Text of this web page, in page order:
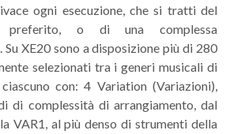
ogni esecuzione, che si tratti del
preferito, o di una complessa
Su XE20 sono a disposizione più di 280
selezionati tra i generi musicali di
con: 4 Variation (Variazioni),
di complessità di arrangiamento, dal
VAR1, al più denso di strumenti della